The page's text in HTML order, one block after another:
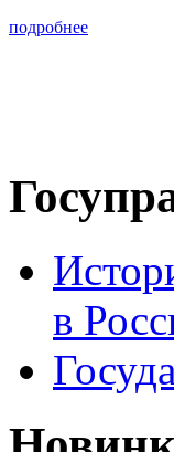
подробнее
в